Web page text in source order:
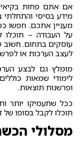
אם אתם פחות
מידע בסיסי
מעניין אתכם. חפשו
על העבודה – תוכלו
עוסקים בתחום. חשוב
לעצב הערכות או
מומלץ גם לבצע
לימודי שמאות
ופרשנות תוצאות.
ככל שתעמיקו יותר
תוכלו לקבל בסופו של
מסלולי